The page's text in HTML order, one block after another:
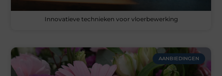
Innovatieve technieken voor vloerbewerking
AANBIEDINGEN